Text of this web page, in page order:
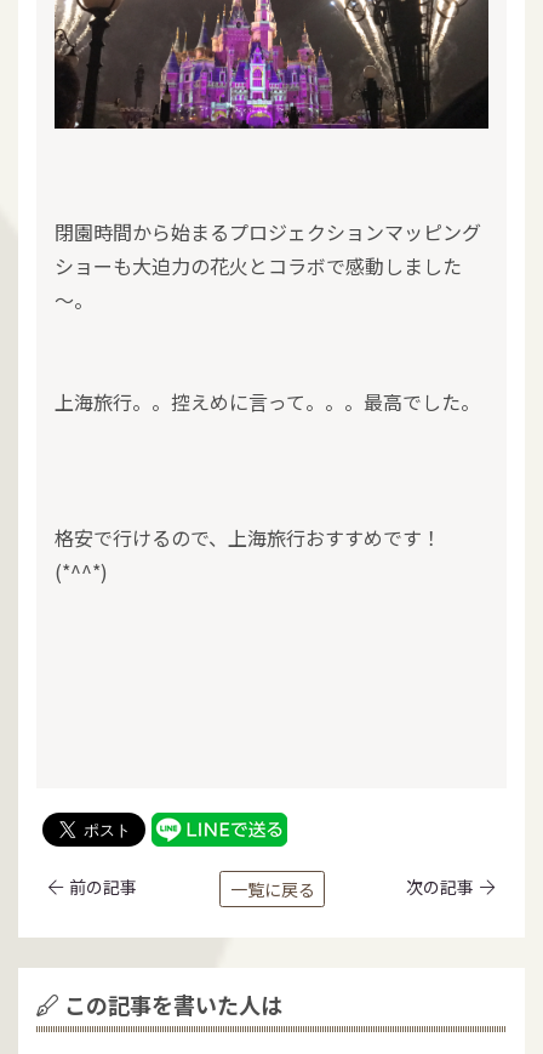
閉園時間から始まるプロジェクションマッピング
ショーも大迫力の花火とコラボで感動しました
～。
上海旅行。。控えめに言って。。。最高でした。
格安で行けるので、上海旅行おすすめです！
(*^^*)
前の記事 一覧に戻る 次の記事
この記事を書いた人は